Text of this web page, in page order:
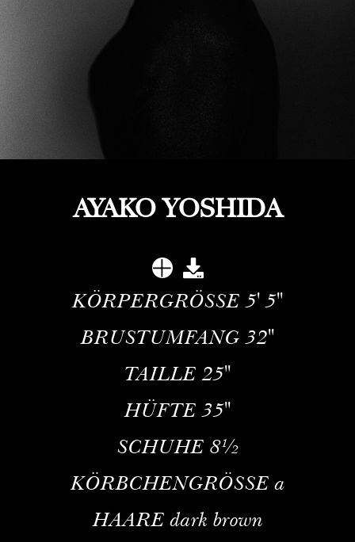
AYAKO YOSHIDA
KÖRPERGRÖSSE 5' 5''
BRUSTUMFANG 32''
TAILLE 25''
HÜFTE 35''
SCHUHE 8½
KÖRBCHENGRÖSSE a
HAARE dark brown